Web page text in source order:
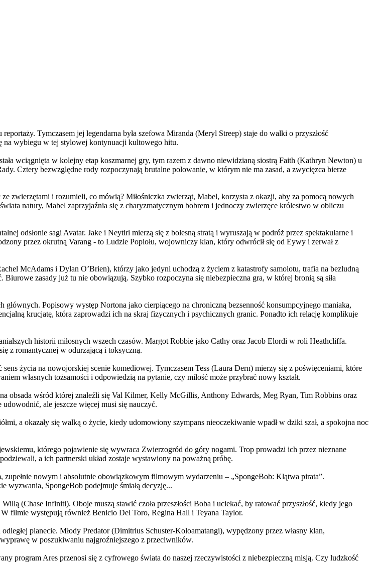
Tymczasem jej legendarna była szefowa Miranda (Meryl Streep) staje do walki o przyszłość
na wybiegu w tej stylowej kontynuacji kultowego hitu.
wciągnięta w kolejny etap koszmarnej gry, tym razem z dawno niewidzianą siostrą Faith (Kathryn Newton) u
Cztery bezwzględne rody rozpoczynają brutalne polowanie, w którym nie ma zasad, a zwycięzca bierze
zwierzętami i rozumieli, co mówią? Miłośniczka zwierząt, Mabel, korzysta z okazji, aby za pomocą nowych
natury, Mabel zaprzyjaźnia się z charyzmatycznym bobrem i jednoczy zwierzęce królestwo w obliczu
odsłonie sagi Avatar. Jake i Neytiri mierzą się z bolesną stratą i wyruszają w podróż przez spektakularne i
przez okrutną Varang - to Ludzie Popiołu, wojowniczy klan, który odwrócił się od Eywy i zerwał z
McAdams i Dylan O’Brien), którzy jako jedyni uchodzą z życiem z katastrofy samolotu, trafia na bezludną
zasady już tu nie obowiązują. Szybko rozpoczyna się niebezpieczna gra, w której bronią są siła
Popisowy występ Nortona jako cierpiącego na chroniczną bezsenność konsumpcyjnego maniaka,
krucjatę, która zaprowadzi ich na skraj fizycznych i psychicznych granic. Ponadto ich relację komplikuje
historii miłosnych wszech czasów. Margot Robbie jako Cathy oraz Jacob Elordi w roli Heathcliffa.
z romantycznej w odurzającą i toksyczną.
życia na nowojorskiej scenie komediowej. Tymczasem Tess (Laura Dern) mierzy się z poświęceniami, które
własnych tożsamości i odpowiedzią na pytanie, czy miłość może przybrać nowy kształt.
obsada wśród której znaleźli się Val Kilmer, Kelly McGillis, Anthony Edwards, Meg Ryan, Tim Robbins oraz
ale jeszcze więcej musi się nauczyć.
a okazały się walką o życie, kiedy udomowiony szympans nieoczekiwanie wpadł w dziki szał, a spokojna noc
którego pojawienie się wywraca Zwierzogród do góry nogami. Trop prowadzi ich przez nieznane
a ich partnerski układ zostaje wystawiony na poważną próbę.
nowym i absolutnie obowiązkowym filmowym wydarzeniu – „SpongeBob: Klątwa pirata”.
SpongeBob podejmuje śmiałą decyzję...
(Chase Infiniti). Oboje muszą stawić czoła przeszłości Boba i uciekać, by ratować przyszłość, kiedy jego
filmie występują również Benicio Del Toro, Regina Hall i Teyana Taylor.
planecie. Młody Predator (Dimitrius Schuster-Koloamatangi), wypędzony przez własny klan,
w poszukiwaniu najgroźniejszego z przeciwników.
program Ares przenosi się z cyfrowego świata do naszej rzeczywistości z niebezpieczną misją. Czy ludzkość